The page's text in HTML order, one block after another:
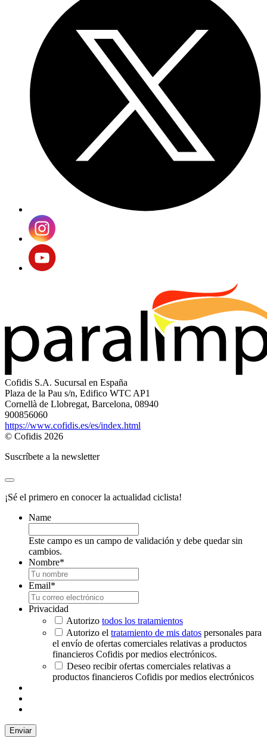
Cofidis S.A. Sucursal en España
Plaza de la Pau s/n, Edifico WTC AP1
Cornellà de Llobregat, Barcelona, 08940
900856060
https://www.cofidis.es/es/index.html
© Cofidis 2026
Suscríbete a la newsletter
¡Sé el primero en conocer la actualidad ciclista!
Name
Este campo es un campo de validación y debe quedar sin
cambios.
Nombre*
Email*
Privacidad
Autorizo todos los tratamientos
Autorizo el tratamiento de mis datos personales para
el envío de ofertas comerciales relativas a productos
financieros Cofidis por medios electrónicos.
Deseo recibir ofertas comerciales relativas a
productos financieros Cofidis por medios electrónicos
Enviar